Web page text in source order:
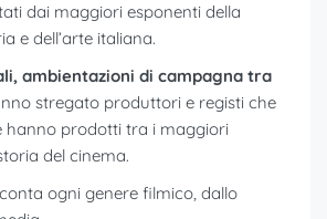
dai maggiori esponenti della
e dell’arte italiana.
ambientazioni di campagna tra
stregato produttori e registi che
hanno prodotti tra i maggiori
del cinema.
ogni genere filmico, dallo